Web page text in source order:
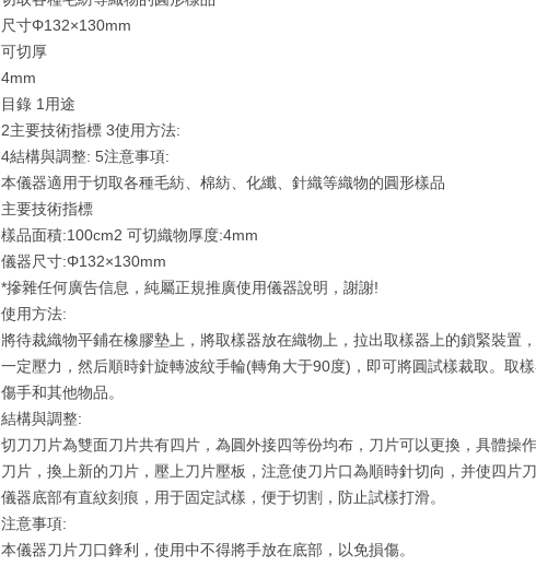
尺寸Φ132×130mm
可切厚
4mm
目錄 1用途
2主要技術指標 3使用方法:
4結構與調整: 5注意事項:
本儀器適用于切取各種毛紡、棉紡、化纖、針織等織物的圓形樣品
主要技術指標
樣品面積:100cm2 可切織物厚度:4mm
儀器尺寸:Φ132×130mm
*摻雜任何廣告信息，純屬正規推廣使用儀器說明，謝謝!
使用方法:
將待裁織物平鋪在橡膠墊上，將取樣器放在織物上，拉出取樣器上的鎖緊裝置
一定壓力，然后順時針旋轉波紋手輪(轉角大于90度)，即可將圓試樣裁取。取
傷手和其他物品。
結構與調整:
切刀刀片為雙面刀片共有四片，為圓外接四等份均布，刀片可以更換，具體操
刀片，換上新的刀片，壓上刀片壓板，注意使刀片口為順時針切向，并使四片
儀器底部有直紋刻痕，用于固定試樣，便于切割，防止試樣打滑。
注意事項:
本儀器刀片刀口鋒利，使用中不得將手放在底部，以免損傷。